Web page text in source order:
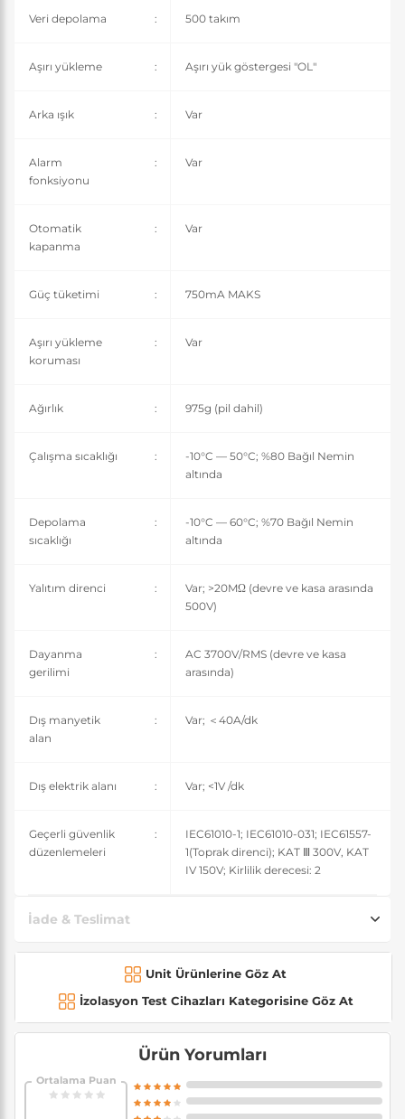
Veri depolama : 500 takım
Aşırı yükleme : Aşırı yük göstergesi "OL"
Arka ışık : Var
Alarm
fonksiyonu
: Var
Otomatik
kapanma
: Var
Güç tüketimi : 750mA MAKS
Aşırı yükleme
koruması
: Var
Ağırlık : 975g (pil dahil)
Çalışma sıcaklığı :
-10°C — 50°C; %80 Bağıl Nemin
altında
Depolama
sıcaklığı
:
-10°C — 60°C; %70 Bağıl Nemin
altında
Yalıtım direnci :
Var; >20MΩ (devre ve kasa arasında
500V)
Dayanma
gerilimi
:
AC 3700V/RMS (devre ve kasa
arasında)
Dış manyetik
alan
: Var; ＜40A/dk
Dış elektrik alanı : Var; <1V /dk
Geçerli güvenlik
düzenlemeleri
:
IEC61010-1; IEC61010-031; IEC61557-
1(Toprak direnci); KAT Ⅲ 300V, KAT
IV 150V; Kirlilik derecesi: 2
İade & Teslimat
Unit Ürünlerine Göz At
İzolasyon Test Cihazları Kategorisine Göz At
Ürün Yorumları
Ortalama Puan